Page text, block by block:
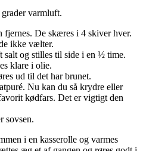
varmluft.
fjernes. De skæres i 4 skiver hver.
ikke vælter.
salt og stilles til side i en ½ time.
klare i olie.
ud til det har brunet.
Nu kan du så krydre eller
kødfars. Det er vigtigt den
sovsen.
i en kasserolle og varmes